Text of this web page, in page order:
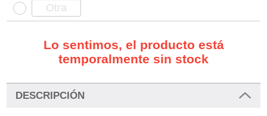
Lo sentimos, el producto está
temporalmente sin stock
DESCRIPCIÓN